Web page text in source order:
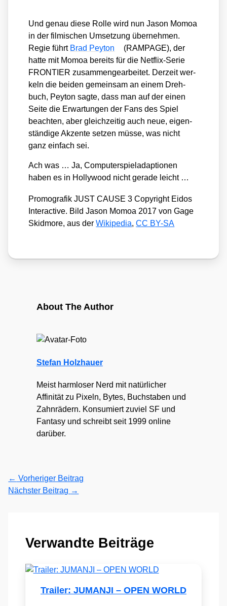
Und genau die­se Rol­le wird nun Jason Mom­oa
in der fil­mi­schen Umset­zung über­neh­men.
Regie führt Brad Pey­ton
(RAMPAGE), der
hat­te mit Mom­oa bereits für die Net­flix-Serie
FRONTIER zusam­men­ge­ar­bei­tet. Der­zeit wer­
keln die bei­den gemein­sam an einem Dreh­
buch, Pey­ton sag­te, dass man auf der einen
Sei­te die Erwar­tun­gen der Fans des Spiel
beach­ten, aber gleich­zei­tig auch neue, eigen­
stän­di­ge Akzen­te set­zen müs­se, was nicht
ganz ein­fach sei.
Ach was … Ja, Com­pu­ter­spiel­ad­ap­tio­nen
haben es in Hol­ly­wood nicht gera­de leicht …
Pro­mo­gra­fik JUST CAUSE 3 Copy­right Eidos
Inter­ac­ti­ve. Bild Jason Mom­oa 2017 von Gage
Skid­mo­re, aus derWiki­pe­dia,CC BY-SA
About The Author
Stefan Holzhauer
Meist harmloser Nerd mit natürlicher
Affinität zu Pixeln, Bytes, Buchstaben und
Zahnrädern. Konsumiert zuviel SF und
Fantasy und schreibt seit 1999 online
darüber.
← Vorheriger Beitrag
Nächster Beitrag →
Verwandte Beiträge
Trailer: JUMANJI – OPEN WORLD